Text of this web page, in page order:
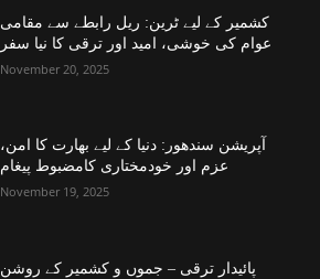
کشمیر کے لیے ٹرین: ریل رابطے سے مقامی
عوام کی خوشی، امید اور ترقی کا نیا سفر
November 20, 2025
آپریشن سندھور: دنیا کے لیے بھارت کا امن،
عزم اور خودمختاری کامضبوط پیغام
November 19, 2025
پائیدار ترقی – جموں و کشمیر کے روشن